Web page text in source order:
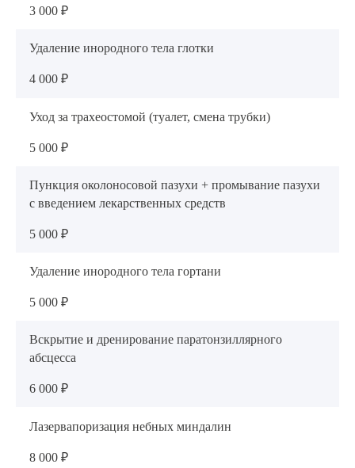
3 000 ₽
Удаление инородного тела глотки
4 000 ₽
Уход за трахеостомой (туалет, смена трубки)
5 000 ₽
Пункция околоносовой пазухи + промывание пазухи
с введением лекарственных средств
5 000 ₽
Удаление инородного тела гортани
5 000 ₽
Вскрытие и дренирование паратонзиллярного
абсцесса
6 000 ₽
Лазервапоризация небных миндалин
8 000 ₽